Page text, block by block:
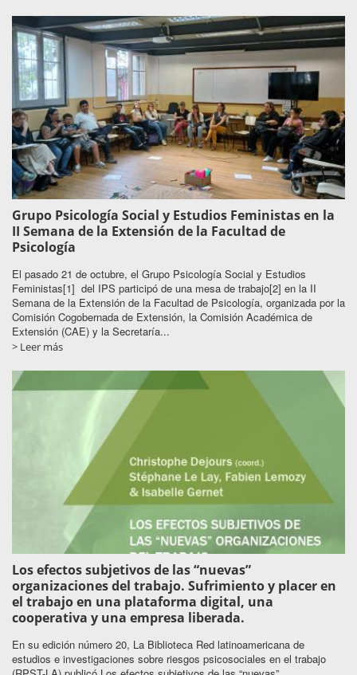
Grupo Psicología Social y Estudios Feministas en la
II Semana de la Extensión de la Facultad de
Psicología
El pasado 21 de octubre, el Grupo Psicología Social y Estudios
Feministas[1] del IPS participó de una mesa de trabajo[2] en la II
Semana de la Extensión de la Facultad de Psicología, organizada por la
Comisión Cogobernada de Extensión, la Comisión Académica de
Extensión (CAE) y la Secretaría...
> Leer más
Los efectos subjetivos de las “nuevas”
organizaciones del trabajo. Sufrimiento y placer en
el trabajo en una plataforma digital, una
cooperativa y una empresa liberada.
En su edición número 20, La Biblioteca Red latinoamericana de
estudios e investigaciones sobre riesgos psicosociales en el trabajo